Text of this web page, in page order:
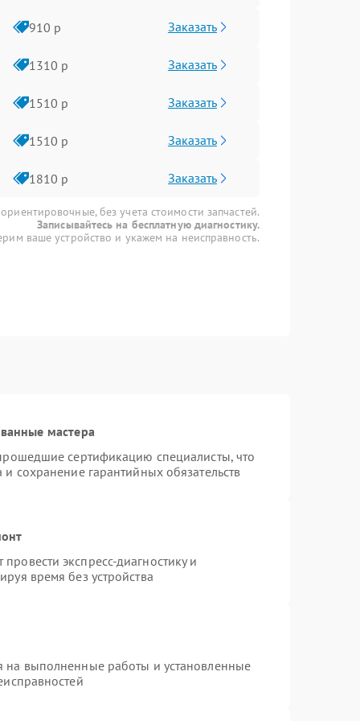
910 р Заказать
1310 р Заказать
1510 р Заказать
1510 р Заказать
1810 р Заказать
без учета стоимости запчастей.
Записывайтесь на бесплатную диагностику.
ваше устройство и укажем на неисправность.
мастера
сертификацию специалисты, что
сохранение гарантийных обязательств
экспресс-диагностику и
время без устройства
на выполненные работы и установленные